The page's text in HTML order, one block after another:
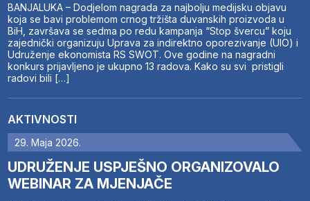
BANJALUKA – Dodjelom nagrada za najbolju medijsku objavu
koja se bavi problemom crnog tržišta duvanskih proizvoda u
BiH, završava se sedma po redu kampanja “Stop švercu” koju
zajednički organizuju Uprava za indirektno oporezivanje (UIO) i
Udruženje ekonomista RS SWOT. Ove godine na nagradni
konkurs prijavljeno je ukupno 13 radova. Kako su svi pristigli
radovi bili […]
AKTIVNOSTI
29. Maja 2026.
UDRUŽENJE USPJEŠNO ORGANIZOVALO
WEBINAR ZA MJENJAČE